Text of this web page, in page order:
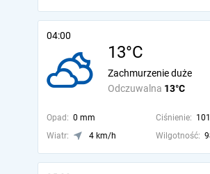
04:00
13°C
Odczuwalna 13°C
Zachmurzenie duże
Opad: 0 mm Ciśnienie:
Wiatr:
4 km/h Wilgotność: